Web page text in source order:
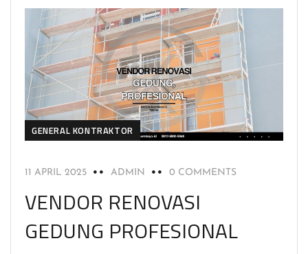
GENERAL KONTRAKTOR
11 APRIL 2025 ADMIN 0 COMMENTS
VENDOR RENOVASI
GEDUNG PROFESIONAL